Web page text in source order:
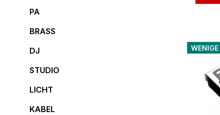
PA
BRASS
DJ
STUDIO
LICHT
KABEL
WENIGE